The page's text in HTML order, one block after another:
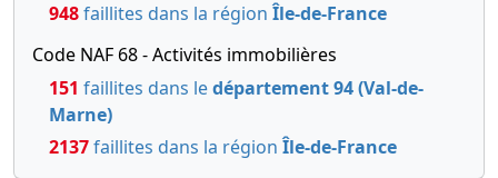
948faillites dans la région Île-de-France
Code NAF 68 - Activités immobilières
151 faillites dans ledépartement 94 (Val-de-
Marne)
2137faillites dans la région Île-de-France